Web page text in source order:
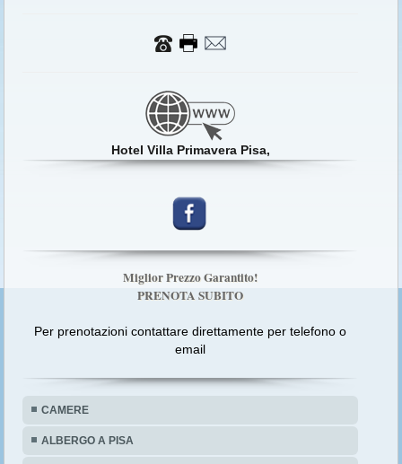
Hotel Villa Primavera Pisa,
Miglior Prezzo Garantito!
PRENOTA SUBITO
Per prenotazioni contattare direttamente per telefono o
email
CAMERE
ALBERGO A PISA